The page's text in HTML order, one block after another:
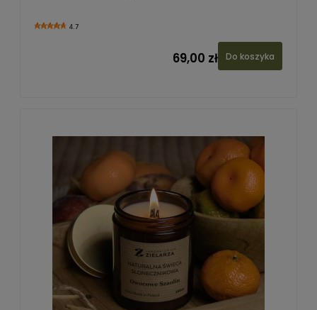
4.7
69,00 zł Do koszyka